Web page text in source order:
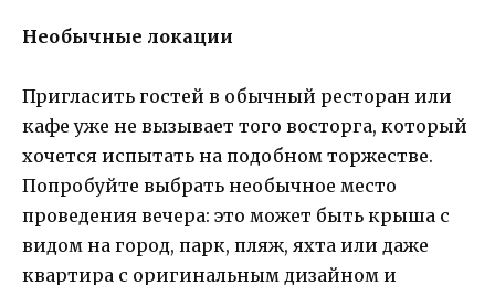
Необычные локации
Пригласить гостей в обычный ресторан или
кафе уже не вызывает того восторга, который
хочется испытать на подобном торжестве.
Попробуйте выбрать необычное место
проведения вечера: это может быть крыша с
видом на город, парк, пляж, яхта или даже
квартира с оригинальным дизайном и